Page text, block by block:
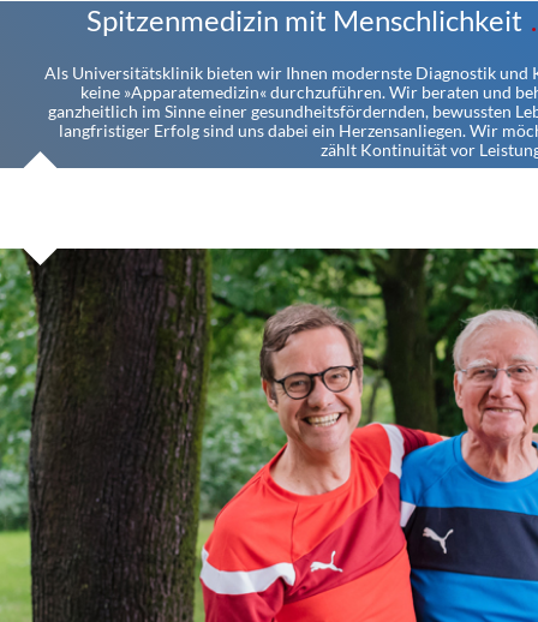
Spitzenmedizin mit Menschlichkeit
Als Universitätsklinik bieten wir Ihnen modernste Diagnostik und
keine »Apparatemedizin« durchzuführen. Wir beraten und
ganzheitlich im Sinne einer gesundheitsfördernden, bewussten
langfristiger Erfolg sind uns dabei ein Herzensanliegen. Wir
zählt Kontinuität vor